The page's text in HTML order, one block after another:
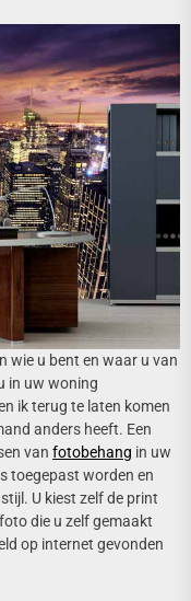
wie u bent en waar u van
in uw woning
ik terug te laten komen
anders heeft. Een
van fotobehang in uw
toegepast worden en
U kiest zelf de print
die u zelf gemaakt
op internet gevonden